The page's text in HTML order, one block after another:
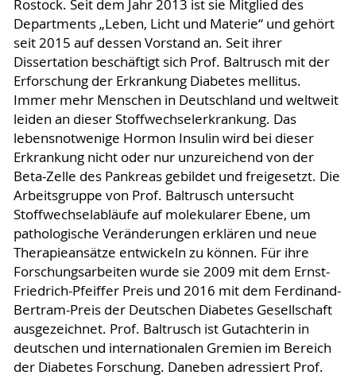
Rostock. Seit dem Jahr 2013 ist sie Mitglied des
Departments „Leben, Licht und Materie“ und gehört
seit 2015 auf dessen Vorstand an. Seit ihrer
Dissertation beschäftigt sich Prof. Baltrusch mit der
Erforschung der Erkrankung Diabetes mellitus.
Immer mehr Menschen in Deutschland und weltweit
leiden an dieser Stoffwechselerkrankung. Das
lebensnotwenige Hormon Insulin wird bei dieser
Erkrankung nicht oder nur unzureichend von der
Beta-Zelle des Pankreas gebildet und freigesetzt. Die
Arbeitsgruppe von Prof. Baltrusch untersucht
Stoffwechselabläufe auf molekularer Ebene, um
pathologische Veränderungen erklären und neue
Therapieansätze entwickeln zu können. Für ihre
Forschungsarbeiten wurde sie 2009 mit dem Ernst-
Friedrich-Pfeiffer Preis und 2016 mit dem Ferdinand-
Bertram-Preis der Deutschen Diabetes Gesellschaft
ausgezeichnet. Prof. Baltrusch ist Gutachterin in
deutschen und internationalen Gremien im Bereich
der Diabetes Forschung. Daneben adressiert Prof.